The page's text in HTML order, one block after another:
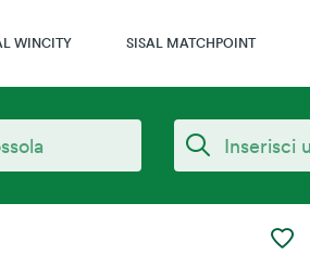
WINCITY SISAL MATCHPOINT